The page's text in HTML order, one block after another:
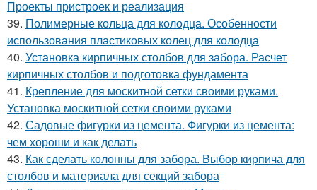
Проекты пристроек и реализация
39. Полимерные кольца для колодца. Особенности
использования пластиковых колец для колодца
40. Установка кирпичных столбов для забора. Расчет
кирпичных столбов и подготовка фундамента
41. Крепление для москитной сетки своими руками.
Установка москитной сетки своими руками
42. Садовые фигурки из цемента. Фигурки из цемента:
чем хороши и как делать
43. Как сделать колонны для забора. Выбор кирпича для
столбов и материала для секций забора